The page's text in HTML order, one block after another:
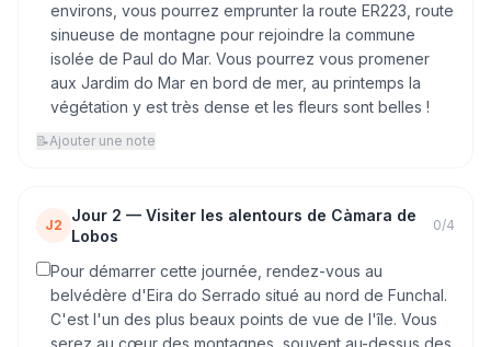
environs, vous pourrez emprunter la route ER223, route
sinueuse de montagne pour rejoindre la commune
isolée de Paul do Mar. Vous pourrez vous promener
aux Jardim do Mar en bord de mer, au printemps la
végétation y est très dense et les fleurs sont belles !
📝Ajouter une note
J2
Jour 2 — Visiter les alentours de Càmara de
Lobos
0/4
Pour démarrer cette journée, rendez-vous au
belvédère d'Eira do Serrado situé au nord de Funchal.
C'est l'un des plus beaux points de vue de l'île. Vous
serez au cœur des montagnes, souvent au-dessus des